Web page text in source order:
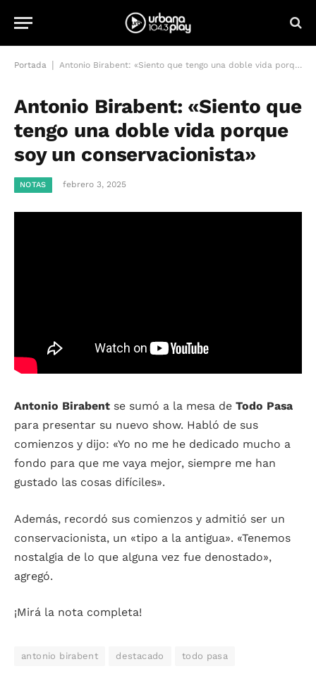
Portada Antonio Birabent: «Siento que tengo una doble vida porque soy un conservacionista»
Antonio Birabent: «Siento que
tengo una doble vida porque
soy un conservacionista»
NOTAS febrero 3, 2025
Antonio Birabent se sumó a la mesa de Todo Pasa
para presentar su nuevo show. Habló de sus
comienzos y dijo: «Yo no me he dedicado mucho a
fondo para que me vaya mejor, siempre me han
gustado las cosas difíciles».
Además, recordó sus comienzos y admitió ser un
conservacionista, un «tipo a la antigua». «Tenemos
nostalgia de lo que alguna vez fue denostado»,
agregó.
¡Mirá la nota completa!
antonio birabent destacado todo pasa